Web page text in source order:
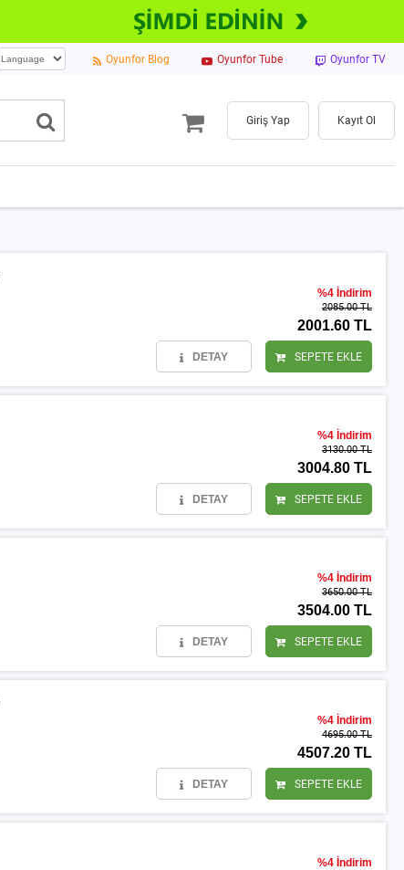
Oyunfor Blog Oyunfor Tube Oyunfor TV
Giriş Yap Kayıt Ol
%4 İndirim
2085.00 TL
2001.60 TL
DETAY SEPETE EKLE
%4 İndirim
3130.00 TL
3004.80 TL
DETAY SEPETE EKLE
%4 İndirim
3650.00 TL
3504.00 TL
DETAY SEPETE EKLE
%4 İndirim
4695.00 TL
4507.20 TL
DETAY SEPETE EKLE
%4 İndirim